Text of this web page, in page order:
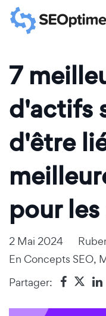
7
d'actifs
d'être
pour
2 Mai 2024
En Concepts SEO,
Partager: